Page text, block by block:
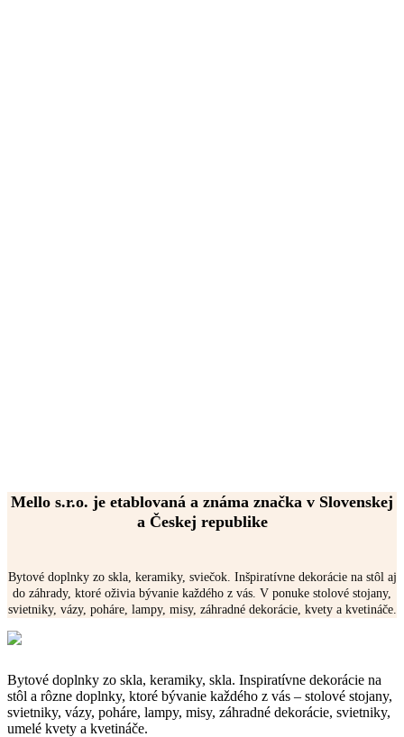
Mello s.r.o. je etablovaná a známa značka v Slovenskej
a Českej republike
Bytové doplnky zo skla, keramiky, sviečok. Inšpiratívne dekorácie na stôl aj
do záhrady, ktoré oživia bývanie každého z vás. V ponuke stolové stojany,
svietniky, vázy, poháre, lampy, misy, záhradné dekorácie, kvety a kvetináče.
Bytové doplnky zo skla, keramiky, skla. Inspiratívne dekorácie na
stôl a rôzne doplnky, ktoré bývanie každého z vás – stolové stojany,
svietniky, vázy, poháre, lampy, misy, záhradné dekorácie, svietniky,
umelé kvety a kvetináče.